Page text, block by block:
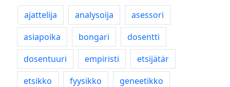
ajattelija analysoija
asessori
asiapoika
bongari
dosentti
dosentuuri
empiristi
etsijätär
etsikko
fyysikko
geneetikko